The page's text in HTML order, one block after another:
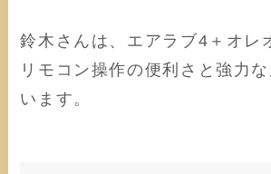
鈴木さんは、エアラブ4＋オレ
リモコン操作の便利さと強力
います。